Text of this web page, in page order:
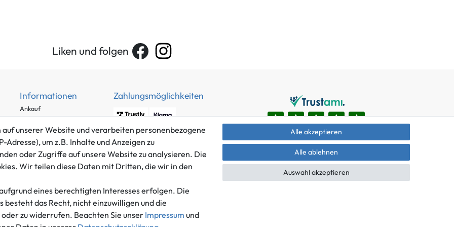
Liken und folgen
Informationen
Ankauf
Häufig gestellte Fragen
Zahlung und Versand
Batterieentsorgung
Zahlungsmöglichkeiten
Mitglied im Händlerbund
Versand innerhalb Deutschlands.
unserer Website und verarbeiten personenbezogene
um z.B. Inhalte und Anzeigen zu
oder Zugriffe auf unsere Website zu analysieren. Die
Wir teilen diese Daten mit Dritten, die wir in den
eines berechtigten Interesses erfolgen. Die
das Recht, nicht einzuwilligen und die
zu widerrufen. Beachten Sie unser Impressum und
Alle akzeptieren
Alle ablehnen
Auswahl akzeptieren